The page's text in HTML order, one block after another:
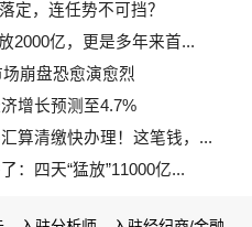
定，连任势不可挡？
2000亿，更是多年来首...
崩盘恐愈演愈烈
增长预测至4.7%
算清缴快办理！这笔钱，...
：四天“猛放”11000亿...